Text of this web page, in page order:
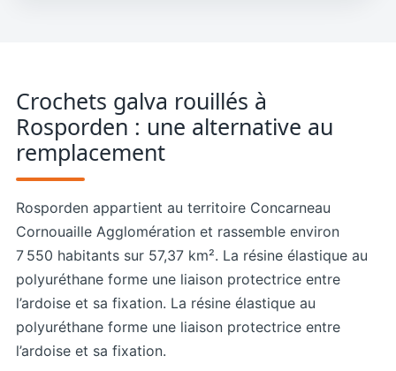
Crochets galva rouillés à
Rosporden : une alternative au
remplacement
Rosporden appartient au territoire Concarneau
Cornouaille Agglomération et rassemble environ
7 550 habitants sur 57,37 km². La résine élastique au
polyuréthane forme une liaison protectrice entre
l’ardoise et sa fixation. La résine élastique au
polyuréthane forme une liaison protectrice entre
l’ardoise et sa fixation.